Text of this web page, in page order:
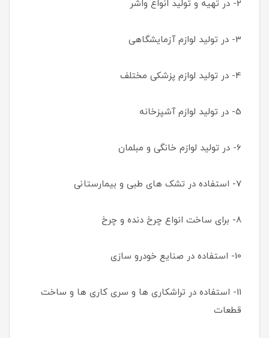
2- در تهیه و تولید انواع واشر
3- در تولید لوازم آزمایشگاهی
4- در تولید لوازم پزشکی مختلف
5- در تولید لوازم آشپزخانه
6- در تولید لوازم خانگی و مبلمان
7- استفاده در تشک های طبی و بیمارستانی
8- برای ساخت انواع چرخ دنده و چرخ
10- استفاده در صنایع خودرو سازی
11- استفاده در تراشکاری ها و سری کاری ها و ساخت
قطعات